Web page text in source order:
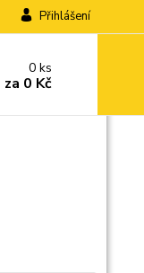
Přihlášení
0ks
za 0 Kč